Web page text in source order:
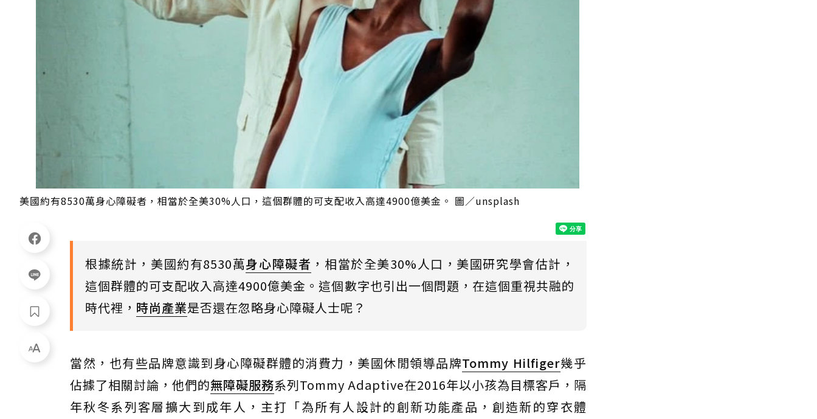
美國約有8530萬身心障礙者，相當於全美30%人口，這個群體的可支配收入高達4900億美金。 圖／unsplash
根據統計，美國約有8530萬身心障礙者 ，相當於全美30%人口，美國研究學會估計，
這個群體的可支配收入高達4900億美金。這個數字也引出一個問題，在這個重視共融的
時代裡， 時尚產業是否還在忽略身心障礙人士呢？
當然，也有些品牌意識到身心障礙群體的消費力，美國休閒領導品牌Tommy Hilfiger幾乎
佔據了相關討論，他們的無障礙服務系列Tommy Adaptive在2016年以小孩為目標客戶，隔
年秋冬系列客層擴大到成年人，主打「為所有人設計的創新功能產品，創造新的穿衣體